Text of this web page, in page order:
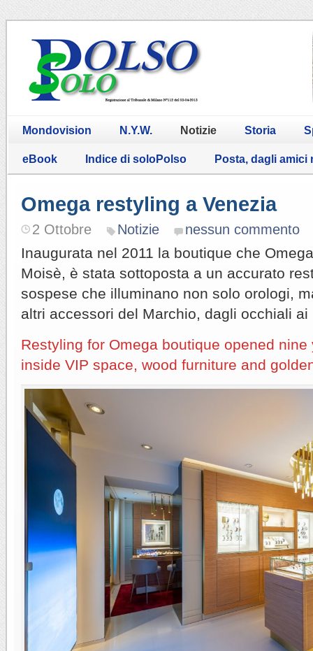
Mondovision N.Y.W. Notizie Storia
eBook Indice di soloPolso Posta, dagli amici
Omega restyling a Venezia
2 Ottobre Notizie nessun commento
Inaugurata nel 2011 la boutique che
Moisè, è stata sottoposta a un accurato
sospese che illuminano non solo orologi,
altri accessori del Marchio, dagli occhiali ai
Restyling for Omega boutique opened
inside VIP space, wood furniture and